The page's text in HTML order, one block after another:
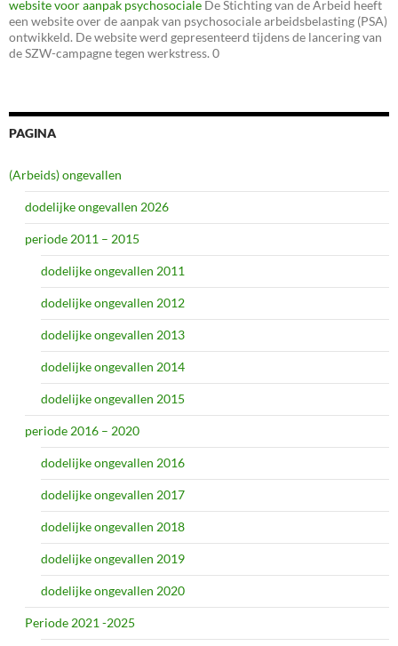
website voor aanpak psychosociale De Stichting van de Arbeid heeft
een website over de aanpak van psychosociale arbeidsbelasting (PSA)
ontwikkeld. De website werd gepresenteerd tijdens de lancering van
de SZW-campagne tegen werkstress. 0
PAGINA
(Arbeids) ongevallen
dodelijke ongevallen 2026
periode 2011 – 2015
dodelijke ongevallen 2011
dodelijke ongevallen 2012
dodelijke ongevallen 2013
dodelijke ongevallen 2014
dodelijke ongevallen 2015
periode 2016 – 2020
dodelijke ongevallen 2016
dodelijke ongevallen 2017
dodelijke ongevallen 2018
dodelijke ongevallen 2019
dodelijke ongevallen 2020
Periode 2021 -2025